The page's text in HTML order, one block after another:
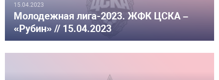
15.04.2023
Молодежная лига-2023. ЖФК ЦСКА –
«Рубин» // 15.04.2023